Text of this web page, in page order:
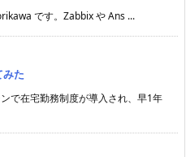
です。Zabbix や Ans ...
た
で在宅勤務制度が導入され、早1年